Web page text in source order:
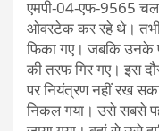
एमपी-04-एफ-9565 चल
ओवरटेक कर रहे थे। तभी
फिका गए। जबकि उनके
की तरफ गिर गए। इस
पर नियंत्रण नहीं रख
निकल गया। उसे सबसे